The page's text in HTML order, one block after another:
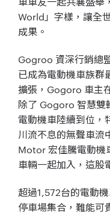
World」字樣，讓全
成果。
Gogroo 資深行銷總
已成為電動機車族群
擴張，Gogoro 車主
除了 Gogoro 智慧雙
電動機車陸續到位，
川流不息的無聲車流
Motor 宏佳騰電動機
車輛一起加入，這股
超過1,572台的電動
停車場集合，難能可